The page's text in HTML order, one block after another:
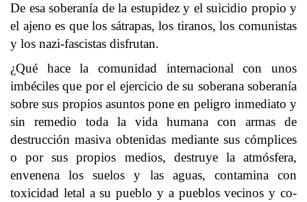
De esa soberanía de la estupidez y el suicidio propio y
el ajeno es que los sátrapas, los tiranos, los comunistas
y los nazi-fascistas disfrutan.
¿Qué hace la comunidad internacional con unos
imbéciles que por el ejercicio de su soberana soberanía
sobre sus propios asuntos pone en peligro inmediato y
sin remedio toda la vida humana con armas de
destrucción masiva obtenidas mediante sus cómplices
o por sus propios medios, destruye la atmósfera,
envenena los suelos y las aguas, contamina con
toxicidad letal a su pueblo y a pueblos vecinos y co-